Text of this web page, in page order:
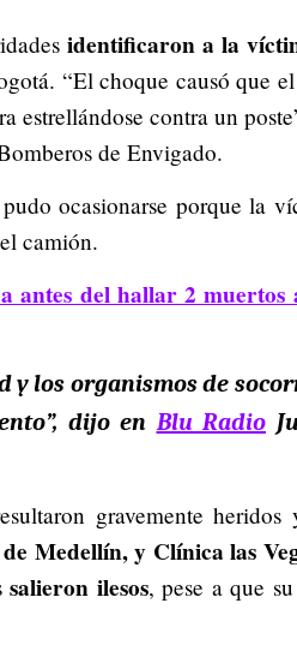
identificaron a la
“El choque causó que
estrellándose contra un
de Envigado.
ocasionarse porque la
camión.
antes del hallar 2 muertos
y los organismos de
”, dijo en Blu Radio
gravemente heridos
Medellín, y Clínica las
salieron ilesos, pese a que